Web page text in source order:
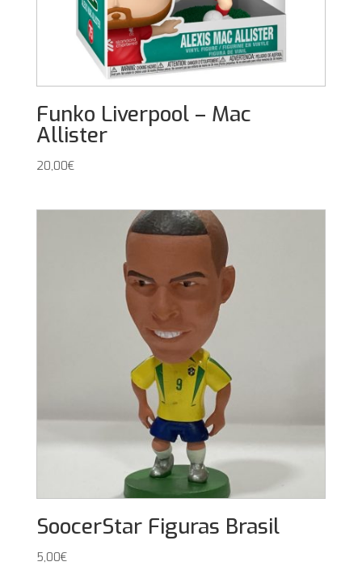
Funko Liverpool – Mac
Allister
20,00€
SoocerStar Figuras Brasil
5,00€